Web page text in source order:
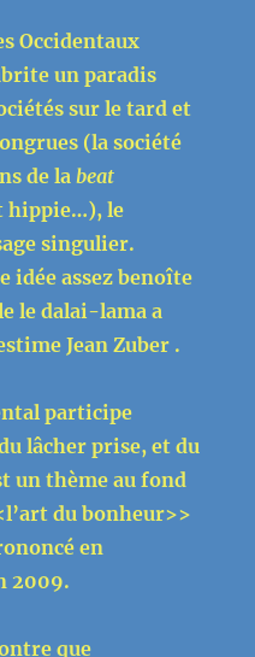
Occidentaux
un paradis
sur le tard et
(la société
de la beat
hippie…), le
singulier.
idée assez benoîte
le dalai-lama a
Jean Zuber .
participe
lâcher prise, et du
un thème au fond
du bonheur>>
en
2009.
que